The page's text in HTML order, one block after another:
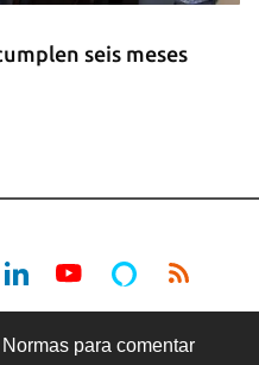
seis meses
Normas para comentar